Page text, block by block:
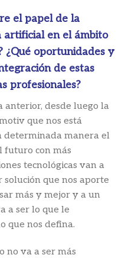
el papel de la
artificial en el ámbito
¿Qué oportunidades y
de estas
profesionales?
anterior, desde luego la
que nos está
determinada manera el
futuro con más
tecnológicas van a
que nos aporte
más y mejor y a un
a ser lo que le
que nos defina.
no va a ser más